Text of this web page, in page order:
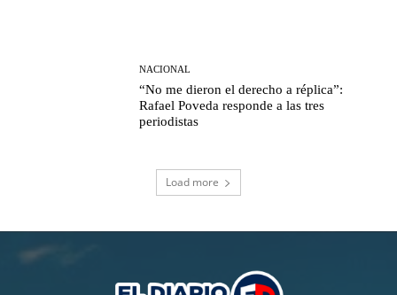
NACIONAL
“No me dieron el derecho a réplica”:
Rafael Poveda responde a las tres
periodistas
Load more